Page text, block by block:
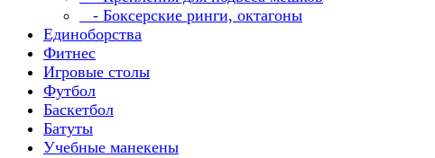
- Боксерские ринги, октагоны
Единоборства
Фитнес
Игровые столы
Футбол
Баскетбол
Батуты
Учебные манекены